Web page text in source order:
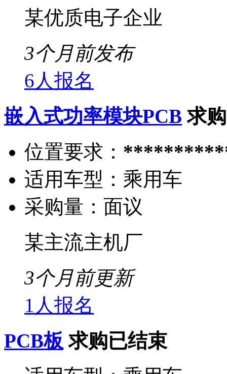
某优质电子企业
3个月前发布
6人报名
嵌入式功率模块PCB 求
位置要求：
适用车型： 乘用车
采购量： 面议
某主流主机厂
3个月前更新
1人报名
PCB板 求购已结束